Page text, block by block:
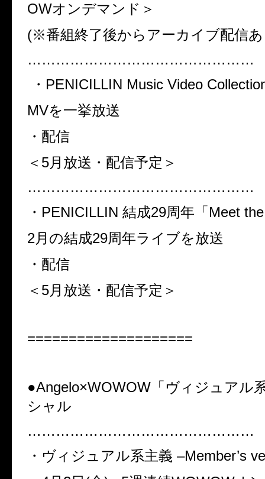
OWオンデマンド＞
(※番組終了後からアーカイブ配信
…………………………………………
・ PENICILLIN Music Video
MVを一挙放送
・配信
＜5月放送・配信予定＞
…………………………………………
・ PENICILLIN 結成29周年「 Meet
2月の結成29周年ライブを放送
・配信
＜5月放送・配信予定＞
====================
●Angelo×WOWOW 「ヴィジュアル
シャル
…………………………………………
・ヴィジュアル系主義 –Member’s